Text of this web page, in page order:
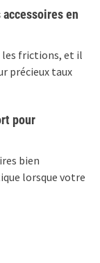
en
les frictions, et il
précieux taux
pour
bien
lorsque votre